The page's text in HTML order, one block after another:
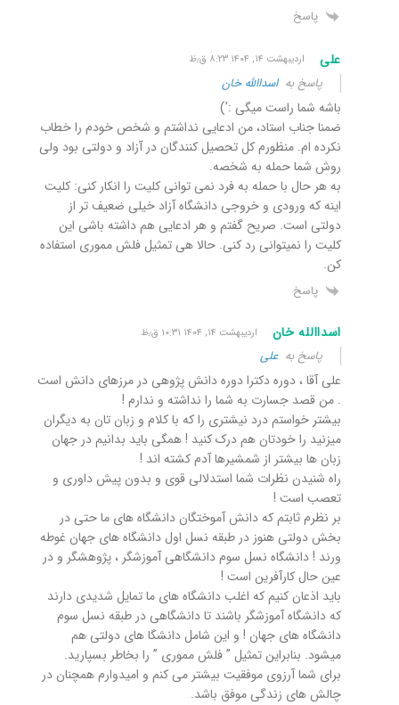
پاسخ
علی اردیبهشت ۱۴, ۱۴۰۴ ۸:۲۳ ق٫ظ
پاسخ بهاسداالله خان
باشه شما راست میگی :’)
ضمنا جناب استاد، من ادعایی نداشتم و شخص خودم را خطاب
نکرده ام. منظورم کل تحصیل کنندگان در آزاد و دولتی بود ولی
روش شما حمله به شخصه.
به هر حال با حمله به فرد نمی توانی کلیت را انکار کنی: کلیت
اینه که ورودی و خروجی دانشگاه آزاد خیلی ضعیف تر از
دولتی است. صریح گفتم و هر ادعایی هم داشته باشی این
کلیت را نمیتوانی رد کنی. حالا هی تمثیل فلش مموری استفاده
کن.
پاسخ
اسداالله خان اردیبهشت ۱۴, ۱۴۰۴ ۱۰:۳۱ ق٫ظ
پاسخ بهعلی
علی آقا ، دوره دکترا دوره دانش پژوهی در مرزهای دانش است
. من قصد جسارت به شما را نداشته و ندارم !
بیشتر خواستم درد نیشتری را که با کلام و زبان تان به دیگران
میزنید را خودتان هم درک کنید ! همگی باید بدانیم در جهان
زبان ها بیشتر از شمشیرها آدم کشته اند !
راه شنیدن نظرات شما استدلالی قوی و بدون پیش داوری و
تعصب است !
بر نظرم ثابتم که دانش آموختگان دانشگاه های ما حتی در
بخش دولتی هنوز در طبقه نسل اول دانشگاه های جهان غوطه
ورند ! دانشگاه نسل سوم دانشگاهی آموزشگر ، پژوهشگر و در
عین حال کارآفرین است !
باید اذعان کنیم که اغلب دانشگاه های ما تمایل شدیدی دارند
که دانشگاه آموزشگر باشند تا دانشگاهی در طبقه نسل سوم
دانشگاه های جهان ! و این شامل دانشگا های دولتی هم
میشود. بنابراین تمثیل ” فلش مموری ” را بخاطر بسپارید.
برای شما آرزوی موفقیت بیشتر می کنم و امیدوارم همچنان در
چالش های زندگی موفق باشد.